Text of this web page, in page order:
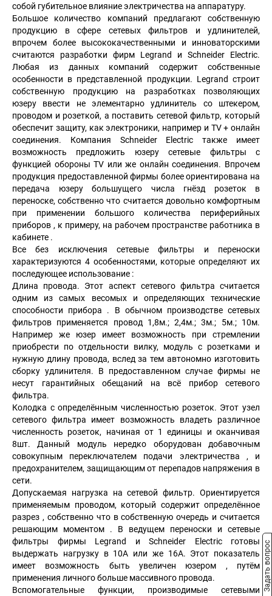
собой губительное влияние электричества на аппаратуру.
Большое количество компаний предлагают собственную
продукцию в сфере сетевых фильтров и удлинителей,
впрочем более высококачественными и инноваторскими
считаются разработки фирм Legrand и Schneider Electric.
Любая из данных компаний содержит собственные
особенности в представленной продукции. Legrand строит
собственную продукцию на разработках позволяющих
юзеру ввести не элементарно удлинитель со штекером,
проводом и розеткой, а поставить сетевой фильтр, который
обеспечит защиту, как электроники, например и TV + онлайн
соединения. Компания Schneider Electric также имеет
возможность предложить юзеру сетевые фильтры с
функцией обороны TV или же онлайн соединения. Впрочем
продукция предоставленной фирмы более ориентирована на
передача юзеру большущего числа гнёзд розеток в
переноске, собственно что считается довольно комфортным
при применении большого количества периферийных
приборов , к примеру, на рабочем пространстве работника в
кабинете .
Все без исключения сетевые фильтры и переноски
характеризуются 4 особенностями, которые определяют их
последующее использование :
Длина провода. Этот аспект сетевого фильтра считается
одним из самых весомых и определяющих технические
способности прибора . В обычном производстве сетевых
фильтров применяется провод 1,8м.; 2,4м.; 3м.; 5м.; 10м.
Например же юзер имеет возможность при стремлении
приобрести по отдельности вилку, модуль с розетками и
нужную длину провода, вслед за тем автономно изготовить
сборку удлинителя. В предоставленном случае фирмы не
несут гарантийных обещаний на всё прибор сетевого
фильтра.
Колодка с определённым численностью розеток. Этот узел
сетевого фильтра имеет возможность владеть различное
численность розеток, начиная от 1 единицы и оканчивая
8шт. Данный модуль нередко оборудован добавочным
совокупным переключателем подачи электричества , и
предохранителем, защищающим от перепадов напряжения в
сети.
Допускаемая нагрузка на сетевой фильтр. Ориентируется
применяемым проводом, который содержит определённое
разрез , собственно что в собственную очередь и считается
решающим моментом . В ведущем переноски и сетевые
фильтры фирмы Legrand и Schneider Electric готовы
выдержать нагрузку в 10А или же 16А. Этот показатель
имеет возможность быть увеличен юзером , путём
применения личного больше массивного провода.
Вспомогательные функции, производимые сетевыми
Задать вопрос